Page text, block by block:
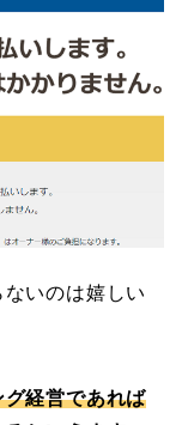
いのは嬉しい
経営であれば